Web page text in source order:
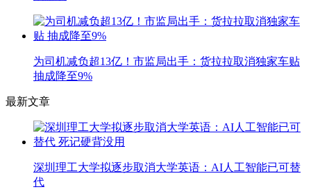
为司机减负超13亿！市监局出手：货拉拉取消独家车贴
抽成降至9%
最新文章
深圳理工大学拟逐步取消大学英语：AI人工智能已可替
代